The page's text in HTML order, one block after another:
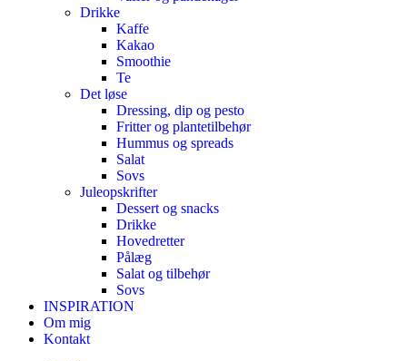
Drikke
Kaffe
Kakao
Smoothie
Te
Det løse
Dressing, dip og pesto
Fritter og plantetilbehør
Hummus og spreads
Salat
Sovs
Juleopskrifter
Dessert og snacks
Drikke
Hovedretter
Pålæg
Salat og tilbehør
Sovs
INSPIRATION
Om mig
Kontakt